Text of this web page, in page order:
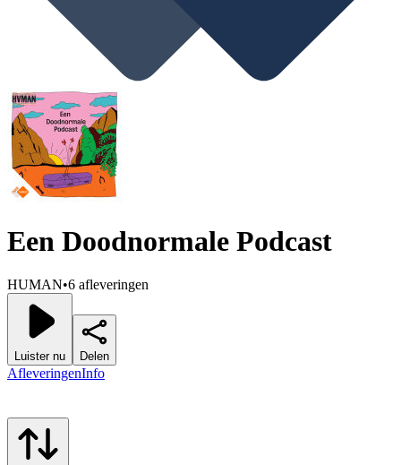
Een Doodnormale Podcast
HUMAN•6 afleveringen
Luister nu Delen
AfleveringenInfo